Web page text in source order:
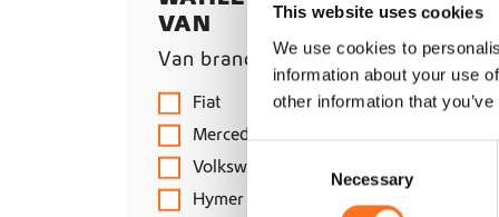
This website uses cookies
We use cookies to
information about your use
other information that
Necessary
Osram
RotopaX
Solo Interiors
Strands
Switch-Pros
Tactic Vans
Lampenzubehör
LED Bars
Kanister
Kleidung
Luftsysteme
Luftkompressoren
Luftsystem-Zubehör
Upgrade Kits
Merchandise
Räder Und Felgen
Felgensätze
Radsätze
Recovery
Schaltpanel Systeme
Winden
VAN
Van brands
Fiat
Mercedes Benz
Volkswagen
Hymer